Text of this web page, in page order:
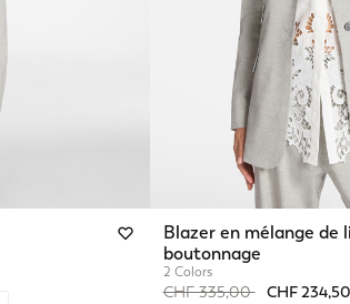
Blazer en mélange de
boutonnage
2 Colors
Price reduced from
CHF 335,00toCHF 234,50